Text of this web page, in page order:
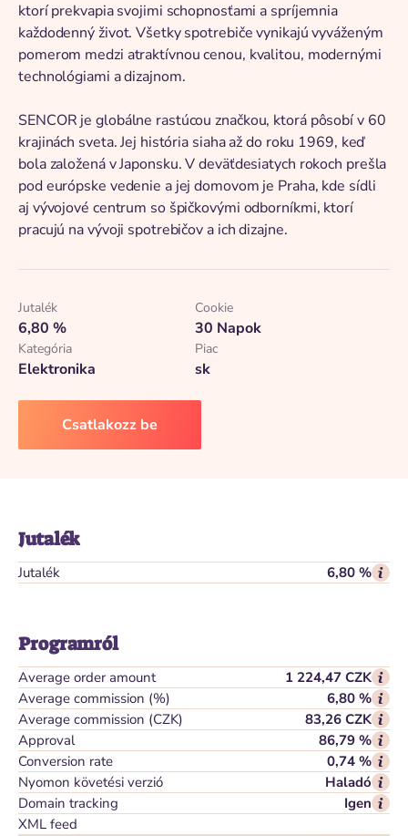
ktorí prekvapia svojimi schopnosťami a spríjemnia
každodenný život. Všetky spotrebiče vynikajú vyváženým
pomerom medzi atraktívnou cenou, kvalitou, modernými
technológiami a dizajnom.
SENCOR je globálne rastúcou značkou, ktorá pôsobí v 60
krajinách sveta. Jej história siaha až do roku 1969, keď
bola založená v Japonsku. V deväťdesiatych rokoch prešla
pod európske vedenie a jej domovom je Praha, kde sídli
aj vývojové centrum so špičkovými odborníkmi, ktorí
pracujú na vývoji spotrebičov a ich dizajne.
Jutalék
6,80 %
Cookie
30 Napok
Kategória
Elektronika
Piac
sk
Csatlakozz be
Jutalék
Jutalék 6,80 %
Programról
Average order amount
1 224,47 CZK
Average commission (%)
6,80 %
Average commission (CZK)
83,26 CZK
Approval
86,79 %
Conversion rate
0,74 %
Nyomon követési verzió
Haladó
Domain tracking
Igen
XML feed